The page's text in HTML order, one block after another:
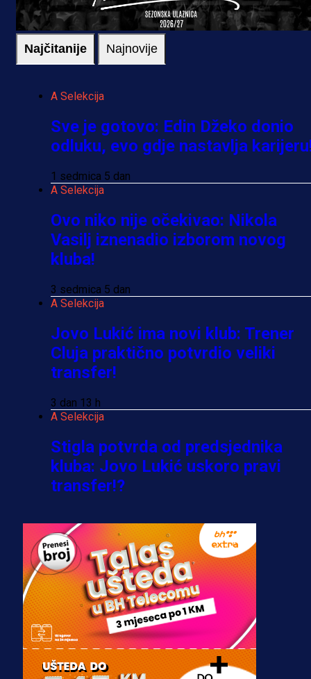
Najčitanije Najnovije
A Selekcija
Sve je gotovo: Edin Džeko donio
odluku, evo gdje nastavlja
1 sedmica 5 dan
A Selekcija
Ovo niko nije očekivao: Nikola
Vasilj iznenadio izborom novog
kluba!
3 sedmica 5 dan
A Selekcija
Jovo Lukić ima novi klub: Trener
Cluja praktično potvrdio veliki
transfer!
3 dan 13 h
A Selekcija
Stigla potvrda od predsjednika
kluba: Jovo Lukić uskoro pravi
transfer!?
A Selekcija
Zmajevi dobili veliko pojačanje:
Fudbaler Olympiacosa želi obući
dres BiH!
3 sedmica 3 dan
Premijer liga BiH
Misimović priveden: SIPA ga tereti